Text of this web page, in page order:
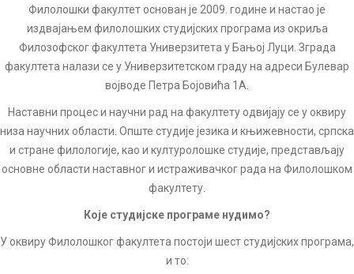
Филолошки факултет основан је 2009. године и настао је
издвајањем филолошких студијских програма из окриља
Филозофског факултета Универзитета у Бањој Луци. Зграда
факултета налази се у Универзитетском граду на адреси Булевар
војводе Петра Бојовића 1А.
Наставни процес и научни рад на факултету одвијају се у оквиру
низа научних области. Опште студије језика и књижевности, српска
и стране филологије, као и културолошке студије, представљају
основне области наставног и истраживачког рада на Филолошком
факултету.
Које студијске програме нудимо?
У оквиру Филолошког факултета постоји шест студијских програма,
и то: